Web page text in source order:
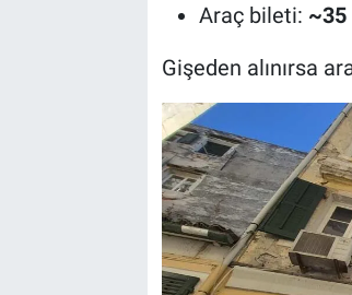
Araç bileti: ~35
Gişeden alınırsa